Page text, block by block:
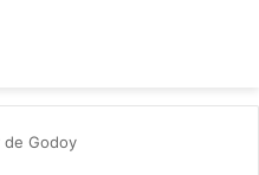
de Godoy